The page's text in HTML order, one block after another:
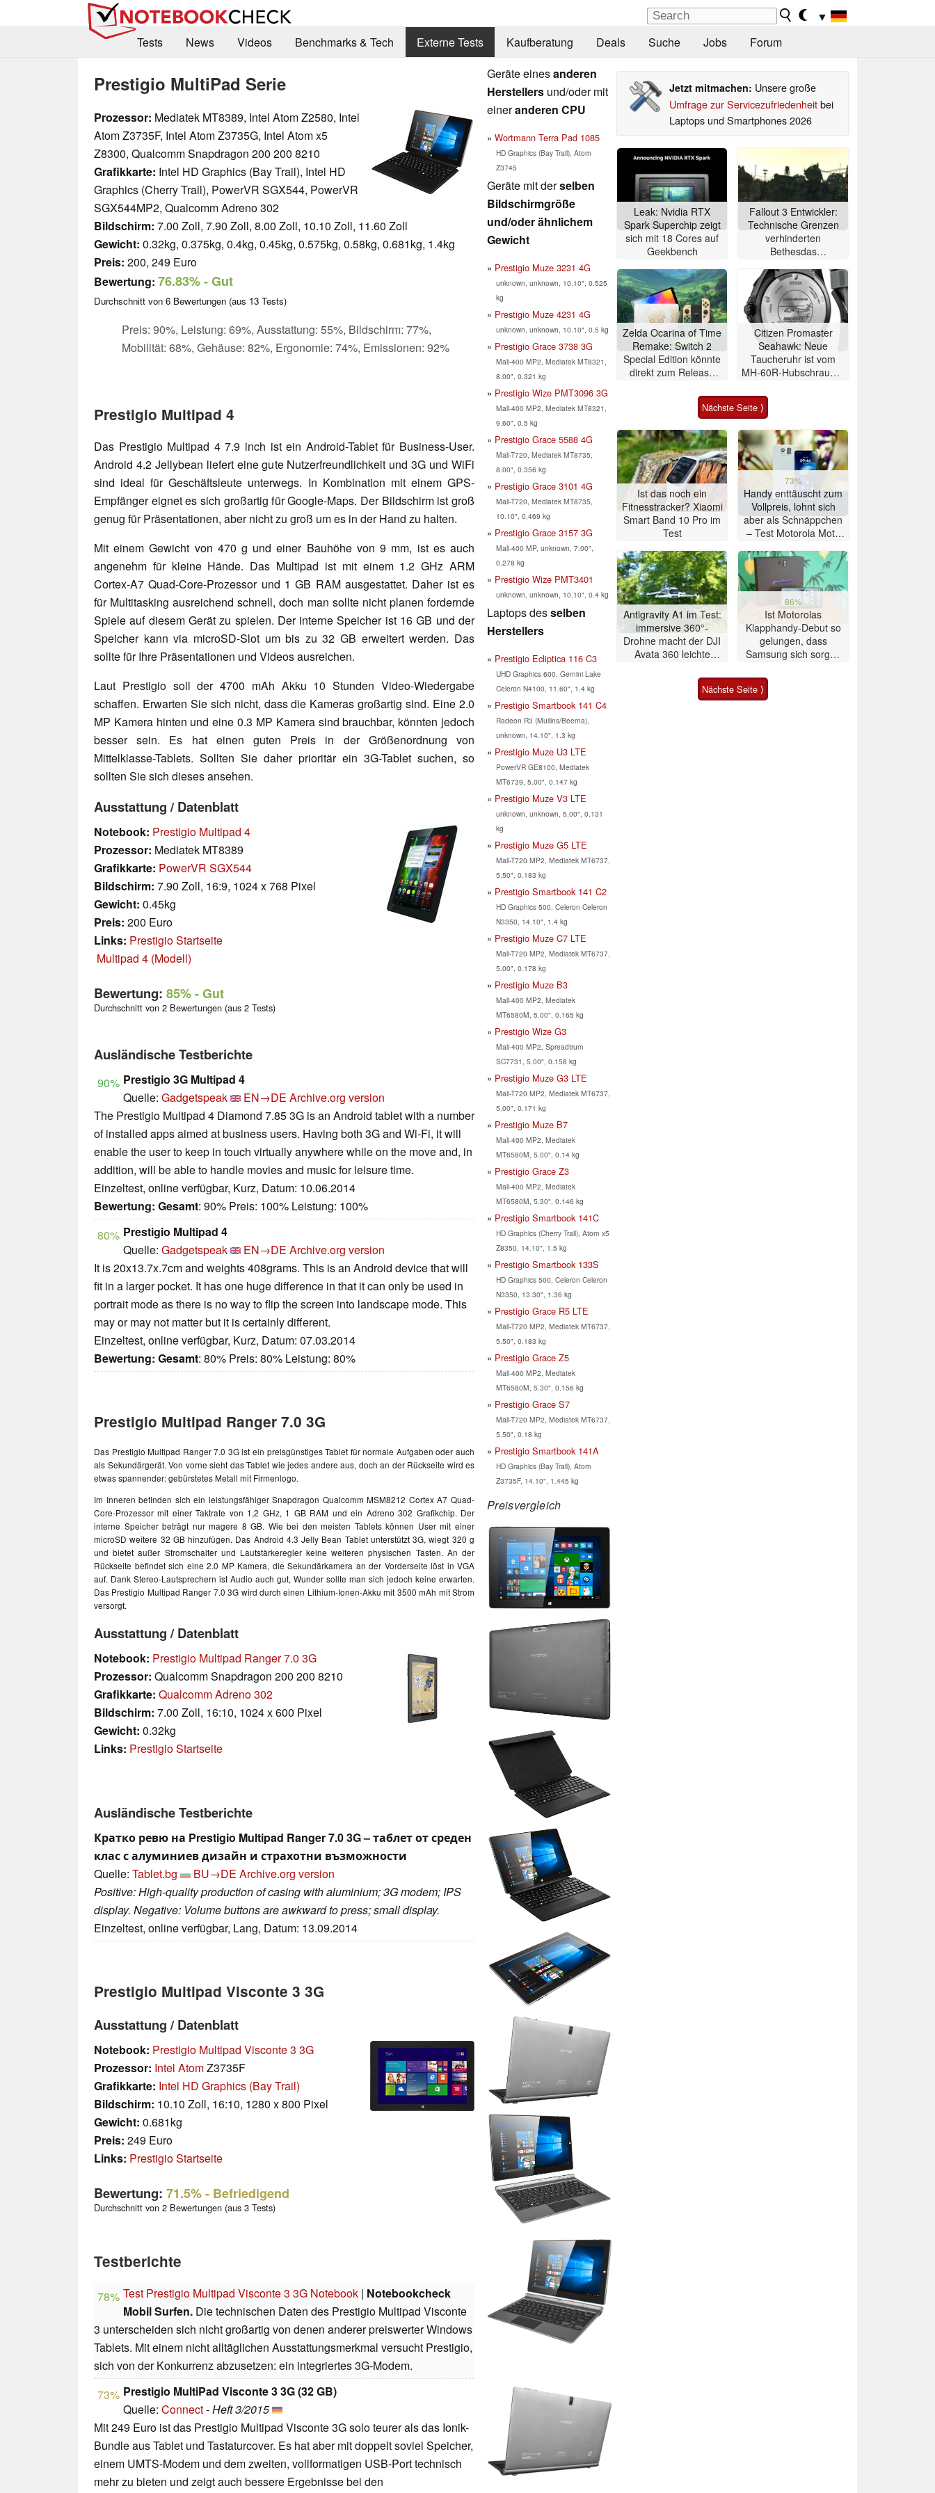
▼
Tests
News Videos Benchmarks & Tech Externe Tests Kaufberatung Deals Suche Jobs Forum
Prestigio MultiPad Serie
Prozessor: Mediatek MT8389, Intel Atom Z2580, Intel
Atom Z3735F, Intel Atom Z3735G, Intel Atom x5
Z8300, Qualcomm Snapdragon 200 200 8210
Grafikkarte: Intel HD Graphics (Bay Trail), Intel HD
Graphics (Cherry Trail), PowerVR SGX544, PowerVR
SGX544MP2, Qualcomm Adreno 302
Bildschirm: 7.00 Zoll, 7.90 Zoll, 8.00 Zoll, 10.10 Zoll, 11.60 Zoll
Gewicht: 0.32kg, 0.375kg, 0.4kg, 0.45kg, 0.575kg, 0.58kg, 0.681kg, 1.4kg
Preis: 200, 249 Euro
Bewertung: 76.83%- Gut
Durchschnitt von 6 Bewertungen (aus 13 Tests)
Preis: 90%, Leistung: 69%, Ausstattung: 55%, Bildschirm: 77%,
Mobilität: 68%, Gehäuse: 82%, Ergonomie: 74%, Emissionen: 92%
Prestigio Multipad 4
Das Prestigio Multipad 4 7.9 inch ist ein Android-Tablet für Business-User.
Android 4.2 Jellybean liefert eine gute Nutzerfreundlichkeit und 3G und WiFi
sind ideal für Geschäftsleute unterwegs. In Kombination mit einem GPS-
Empfänger eignet es sich großartig für Google-Maps. Der Bildschirm ist groß
genug für Präsentationen, aber nicht zu groß um es in der Hand zu halten.
Mit einem Gewicht von 470 g und einer Bauhöhe von 9 mm, ist es auch
angenehm für kleine Hände. Das Multipad ist mit einem 1.2 GHz ARM
Cortex-A7 Quad-Core-Prozessor und 1 GB RAM ausgestattet. Daher ist es
für Multitasking ausreichend schnell, doch man sollte nicht planen fordernde
Spiele auf diesem Gerät zu spielen. Der interne Speicher ist 16 GB und der
Speicher kann via microSD-Slot um bis zu 32 GB erweitert werden. Das
sollte für Ihre Präsentationen und Videos ausreichen.
Laut Prestigio soll der 4700 mAh Akku 10 Stunden Video-Wiedergabe
schaffen. Erwarten Sie sich nicht, dass die Kameras großartig sind. Eine 2.0
MP Kamera hinten und eine 0.3 MP Kamera sind brauchbar, könnten jedoch
besser sein. Es hat einen guten Preis in der Größenordnung von
Mittelklasse-Tablets. Sollten Sie daher prioritär ein 3G-Tablet suchen, so
sollten Sie sich dieses ansehen.
Ausstattung / Datenblatt
Notebook: Prestigio Multipad 4
Prozessor: Mediatek MT8389
Grafikkarte: PowerVR SGX544
Bildschirm: 7.90 Zoll, 16:9, 1024 x 768 Pixel
Gewicht: 0.45kg
Preis: 200 Euro
Links: Prestigio Startseite
Multipad 4 (Modell)
Bewertung: 85%- Gut
Durchschnitt von 2 Bewertungen (aus 2 Tests)
Ausländische Testberichte
90% Prestigio 3G Multipad 4
Quelle: Gadgetspeak EN→DE Archive.org version
The Prestigio Multipad 4 Diamond 7.85 3G is an Android tablet with a number
of installed apps aimed at business users. Having both 3G and Wi-Fi, it will
enable the user to keep in touch virtually anywhere while on the move and, in
addition, will be able to handle movies and music for leisure time.
Einzeltest, online verfügbar, Kurz, Datum: 10.06.2014
Bewertung: Gesamt: 90% Preis: 100% Leistung: 100%
80% Prestigio Multipad 4
Quelle: Gadgetspeak EN→DE Archive.org version
It is 20x13.7x.7cm and weights 408grams. This is an Android device that will
fit in a larger pocket. It has one huge difference in that it can only be used in
portrait mode as there is no way to flip the screen into landscape mode. This
may or may not matter but it is certainly different.
Einzeltest, online verfügbar, Kurz, Datum: 07.03.2014
Bewertung: Gesamt: 80% Preis: 80% Leistung: 80%
Prestigio Multipad Ranger 7.0 3G
Das Prestigio Multipad Ranger 7.0 3G ist ein preisgünstiges Tablet für normale Aufgaben oder auch
als Sekundärgerät. Von vorne sieht das Tablet wie jedes andere aus, doch an der Rückseite wird es
etwas spannender: gebürstetes Metall mit Firmenlogo.
Im Inneren befinden sich ein leistungsfähigerSnapdragon Qualcomm MSM8212 Cortex A7 Quad-
Core-Prozessor mit einer Taktrate von 1,2 GHz, 1 GB RAM und ein Adreno 302 Grafikchip. Der
interne Speicher beträgt nur magere 8 GB. Wie bei den meisten Tablets können User mit einer
microSD weitere 32 GB hinzufügen. Das Android 4.3 Jelly Bean Tablet unterstützt 3G, wiegt 320 g
und bietet außer Stromschalter und Lautstärkeregler keine weiteren physischen Tasten. An der
Rückseite befindet sich eine 2.0 MP Kamera, die Sekundärkamera an der Vorderseite löst in VGA
auf. Dank Stereo-Lautsprechern ist Audio auch gut, Wunder sollte man sich jedoch keine erwarten.
Das Prestigio Multipad Ranger 7.0 3G wird durch einen Lithium-Ionen-Akku mit 3500 mAh mit Strom
versorgt.
Ausstattung / Datenblatt
Notebook: Prestigio Multipad Ranger 7.0 3G
Prozessor: Qualcomm Snapdragon 200 200 8210
Grafikkarte: Qualcomm Adreno 302
Bildschirm: 7.00 Zoll, 16:10, 1024 x 600 Pixel
Gewicht: 0.32kg
Links: Prestigio Startseite
Ausländische Testberichte
Кратко ревю на Prestigio Multipad Ranger 7.0 3G – таблет от среден
клас с алуминиев дизайн и страхотни възможности
Quelle: Tablet.bg BU→DE Archive.org version
Positive: High-quality production of casing with aluminium; 3G modem; IPS
display. Negative: Volume buttons are awkward to press; small display.
Einzeltest, online verfügbar, Lang, Datum: 13.09.2014
Prestigio Multipad Visconte 3 3G
Ausstattung / Datenblatt
Notebook: Prestigio Multipad Visconte 3 3G
Prozessor: Intel AtomZ3735F
Grafikkarte: Intel HD Graphics (Bay Trail)
Bildschirm: 10.10 Zoll, 16:10, 1280 x 800 Pixel
Gewicht: 0.681kg
Preis: 249 Euro
Links: Prestigio Startseite
Bewertung: 71.5%- Befriedigend
Durchschnitt von 2 Bewertungen (aus 3 Tests)
Testberichte
78% Test Prestigio Multipad Visconte 3 3G Notebook | Notebookcheck
Mobil Surfen. Die technischen Daten des Prestigio Multipad Visconte
3 unterscheiden sich nicht großartig von denen anderer preiswerter Windows
Tablets. Mit einem nicht alltäglichen Ausstattungsmerkmal versucht Prestigio,
sich von der Konkurrenz abzusetzen: ein integriertes 3G-Modem.
73% Prestigio MultiPad Visconte 3 3G (32 GB)
Quelle: Connect-Heft 3/2015
Mit 249 Euro ist das Prestigio Multipad Visconte 3G solo teurer als das Ionik-
Bundle aus Tablet und Tastaturcover. Es hat aber mit doppelt soviel Speicher,
einem UMTS-Modem und dem zweiten, vollformatigen USB-Port technisch
mehr zu bieten und zeigt auch bessere Ergebnisse bei den
Geräte einesanderen
Herstellers und/oder mit
eineranderen CPU
Wortmann Terra Pad 1085
HD Graphics (Bay Trail), Atom
Z3745
Geräte mit derselben
Bildschirmgröße
und/oder ähnlichem
Gewicht
Prestigio Muze 3231 4G
unknown, unknown, 10.10", 0.525
kg
Prestigio Muze 4231 4G
unknown, unknown, 10.10", 0.5 kg
Prestigio Grace 3738 3G
Mali-400 MP2, Mediatek MT8321,
8.00", 0.321 kg
Prestigio Wize PMT3096 3G
Mali-400 MP2, Mediatek MT8321,
9.60", 0.5 kg
Prestigio Grace 5588 4G
Mali-T720, Mediatek MT8735,
8.00", 0.356 kg
Prestigio Grace 3101 4G
Mali-T720, Mediatek MT8735,
10.10", 0.469 kg
Prestigio Grace 3157 3G
Mali-400 MP, unknown, 7.00",
0.278 kg
Prestigio Wize PMT3401
unknown, unknown, 10.10", 0.4 kg
Laptops desselben
Herstellers
Prestigio Ecliptica 116 C3
UHD Graphics 600, Gemini Lake
Celeron N4100, 11.60", 1.4 kg
Prestigio Smartbook 141 C4
Radeon R3 (Mullins/Beema),
unknown, 14.10", 1.3 kg
Prestigio Muze U3 LTE
PowerVR GE8100, Mediatek
MT6739, 5.00", 0.147 kg
Prestigio Muze V3 LTE
unknown, unknown, 5.00", 0.131
kg
Prestigio Muze G5 LTE
Mali-T720 MP2, Mediatek MT6737,
5.50", 0.183 kg
Prestigio Smartbook 141 C2
HD Graphics 500, Celeron Celeron
N3350, 14.10", 1.4 kg
Prestigio Muze C7 LTE
Mali-T720 MP2, Mediatek MT6737,
5.00", 0.178 kg
Prestigio Muze B3
Mali-400 MP2, Mediatek
MT6580M, 5.00", 0.165 kg
Prestigio Wize G3
Mali-400 MP2, Spreadtrum
SC7731, 5.00", 0.158 kg
Prestigio Muze G3 LTE
Mali-T720 MP2, Mediatek MT6737,
5.00", 0.171 kg
Prestigio Muze B7
Mali-400 MP2, Mediatek
MT6580M, 5.00", 0.14 kg
Prestigio Grace Z3
Mali-400 MP2, Mediatek
MT6580M, 5.30", 0.146 kg
Prestigio Smartbook 141C
HD Graphics (Cherry Trail), Atom x5
Z8350, 14.10", 1.5 kg
Prestigio Smartbook 133S
HD Graphics 500, Celeron Celeron
N3350, 13.30", 1.36 kg
Prestigio Grace R5 LTE
Mali-T720 MP2, Mediatek MT6737,
5.50", 0.183 kg
Prestigio Grace Z5
Mali-400 MP2, Mediatek
MT6580M, 5.30", 0.156 kg
Prestigio Grace S7
Mali-T720 MP2, Mediatek MT6737,
5.50", 0.18 kg
Prestigio Smartbook 141A
HD Graphics (Bay Trail), Atom
Z3735F, 14.10", 1.445 kg
Preisvergleich
Jetzt mitmachen: Unsere große
Umfrage zur Servicezufriedenheitbei
Laptops und Smartphones 2026
Leak: Nvidia RTX
Spark Superchip zeigt
sich mit 18 Cores auf
Geekbench
Fallout 3 Entwickler:
Technische Grenzen
verhinderten
Bethesdas
Zelda Ocarina of Time
Remake: Switch 2
Special Edition könnte
direkt zum Release
Citizen Promaster
Seahawk: Neue
Taucheruhr ist vom
MH-60R-Hubschrauber
Nächste Seite ⟩
Ist das noch ein
Fitnesstracker? Xiaomi
Smart Band 10 Pro im
Test
73%
Handy enttäuscht zum
Vollpreis, lohnt sich
aber als Schnäppchen
– Test Motorola Moto
Antigravity A1 im Test:
immersive 360°-
Drohne macht der DJI
Avata 360 leichte
86%
Ist Motorolas
Klapphandy-Debut so
gelungen, dass
Samsung sich sorgen
Smartphone im Test
Nächste Seite ⟩